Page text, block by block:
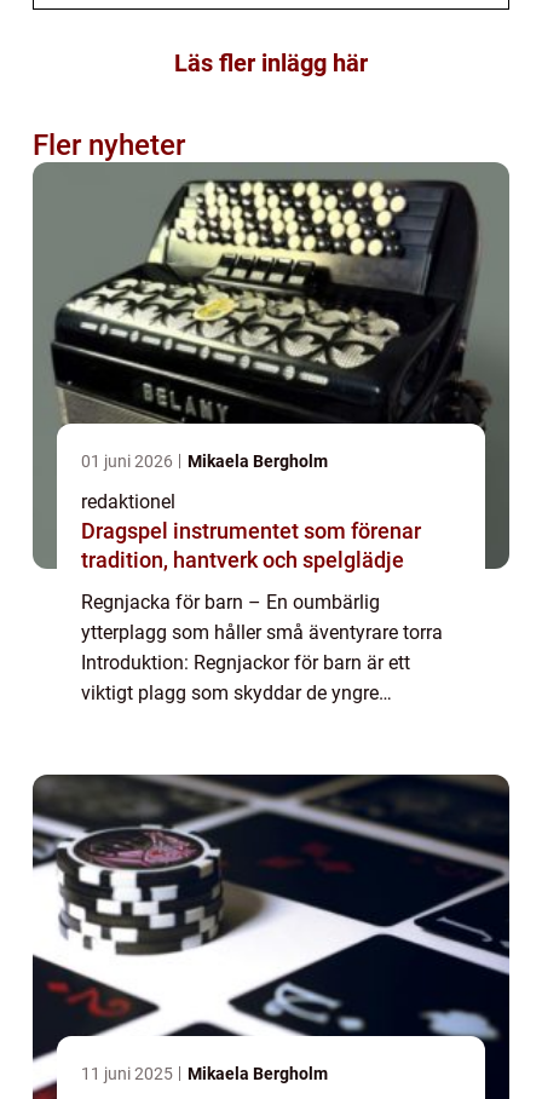
Läs fler inlägg här
Fler nyheter
01 juni 2026 Mikaela Bergholm
redaktionel
Dragspel instrumentet som förenar
tradition, hantverk och spelglädje
Regnjacka för barn – En oumbärlig
ytterplagg som håller små äventyrare torra
Introduktion: Regnjackor för barn är ett
viktigt plagg som skyddar de yngre
översikt...
11 juni 2025 Mikaela Bergholm